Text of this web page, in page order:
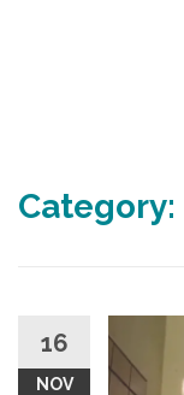
Category:
16
NOV